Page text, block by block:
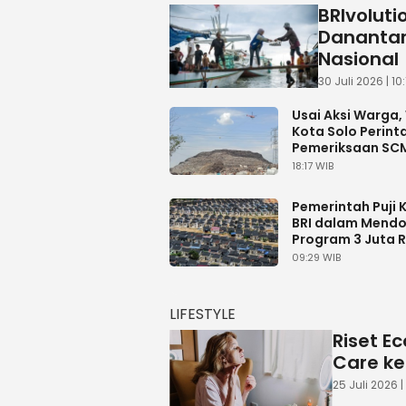
Nasional
30 Juli 2026 |
Usai Aksi Warga,
Kota Solo
Pemeriksaan
dan Dampak
18:17 WIB
Pemerintah Puji
BRI dalam
Program 3 Juta
Lewat KUR
09:29 WIB
LIFESTYLE
Riset
Care
25 Juli 2026 |